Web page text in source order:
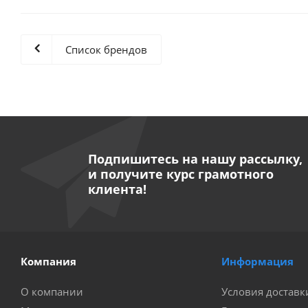
Список брендов
Подпишитесь на нашу рассылку,
и получите курс грамотного
клиента!
Компания
О компании
Информация
Условия